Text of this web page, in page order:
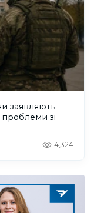
заявляють
зі
4,324